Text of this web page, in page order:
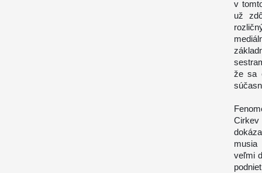
v
už
že sa
veľmi